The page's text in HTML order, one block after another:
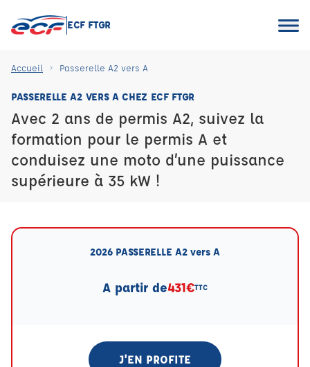
ECF FTGR
Accueil Passerelle A2 vers A
PASSERELLE A2 VERS A CHEZ ECF FTGR
Avec 2 ans de permis A2, suivez la
formation pour le permis A et
conduisez une moto d’une puissance
supérieure à 35 kW !
2026 PASSERELLE A2 vers A
A partir de431€TTC
J'EN PROFITE